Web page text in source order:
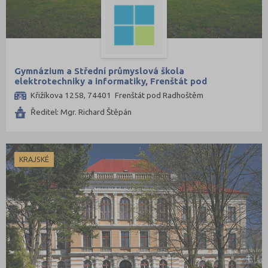
Mladá Boleslav (19)
Nový Jičín (14)
Nymburk (15)
Olomouc (35)
Ostrava-město (48)
Pardubice (24)
Pelhřimov (11)
Písek (12)
Plzeň-jih (3)
Plzeň-město (30)
Plzeň-sever (2)
Praktická škola
Šance na přijetí
Gymnázium a Střední průmyslová škola
elektrotechniky a informatiky, Frenštát pod
Radhoštěm, příspěvková organizace
Křižíkova 1258, 74401 Frenštát pod Radhoštěm
Ředitel: Mgr. Richard Štěpán
KRAJSKÉ